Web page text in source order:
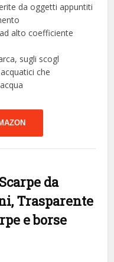
da oggetti appuntiti
alto coefficiente
sugli scogl
che
da
Trasparente
e borse